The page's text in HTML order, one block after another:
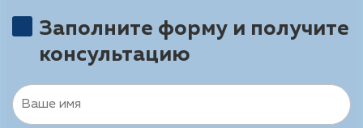
Заполните форму и получите
консультацию